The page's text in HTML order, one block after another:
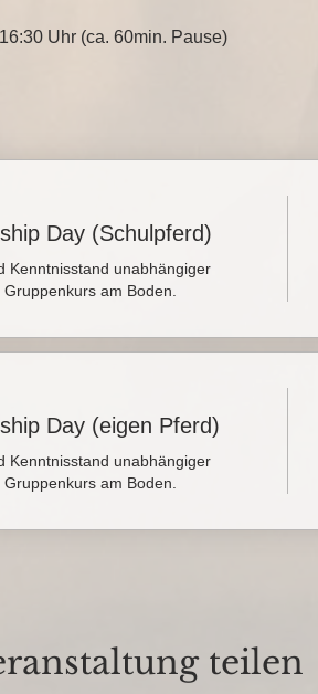
Uhr (ca. 60min. Pause)
Day (Schulpferd)
Kenntnisstand unabhängiger
am Boden.
Day (eigen Pferd)
Kenntnisstand unabhängiger
am Boden.
teilen